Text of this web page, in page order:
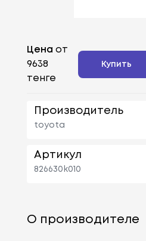
Цена от
9638
тенге
Купить
Производитель
toyota
Артикул
826630k010
О производителе